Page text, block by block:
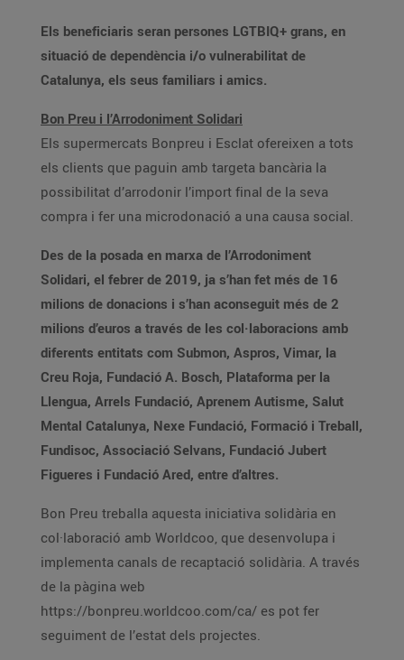
Els beneficiaris seran persones LGTBIQ+ grans, en
situació de dependència i/o vulnerabilitat de
Catalunya, els seus familiars i amics.
Bon Preu i l’Arrodoniment Solidari
Els supermercats Bonpreu i Esclat ofereixen a tots
els clients que paguin amb targeta bancària la
possibilitat d’arrodonir l’import final de la seva
compra i fer una microdonació a una causa social.
Des de la posada en marxa de l’Arrodoniment
Solidari, el febrer de 2019, ja s’han fet més de 16
milions de donacions i s’han aconseguit més de 2
milions d’euros a través de les col·laboracions amb
diferents entitats com Submon, Aspros, Vimar, la
Creu Roja, Fundació A. Bosch, Plataforma per la
Llengua, Arrels Fundació, Aprenem Autisme, Salut
Mental Catalunya, Nexe Fundació, Formació i Treball,
Fundisoc, Associació Selvans, Fundació Jubert
Figueres i Fundació Ared, entre d’altres.
Bon Preu treballa aquesta iniciativa solidària en
col·laboració amb Worldcoo, que desenvolupa i
implementa canals de recaptació solidària. A través
de la pàgina web
https://bonpreu.worldcoo.com/ca/ es pot fer
seguiment de l’estat dels projectes.